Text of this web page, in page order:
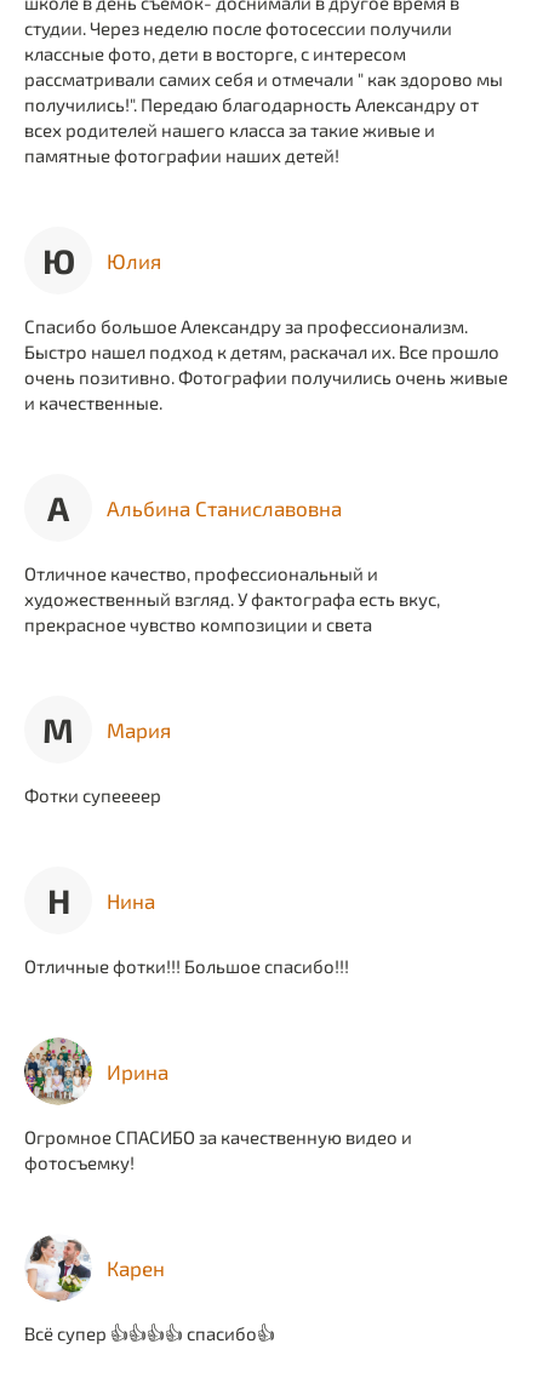
студии. Через неделю после фотосессии получили
классные фото, дети в восторге, с интересом
рассматривали самих себя и отмечали " как здорово мы
получились!". Передаю благодарность Александру от
всех родителей нашего класса за такие живые и
памятные фотографии наших детей!
Ю Юлия
Спасибо большое Александру за профессионализм.
Быстро нашел подход к детям, раскачал их. Все прошло
очень позитивно. Фотографии получились очень живые
и качественные.
А Альбина Станиславовна
Отличное качество, профессиональный и
художественный взгляд. У фактографа есть вкус,
прекрасное чувство композиции и света
М Мария
Фотки супеееер
Н Нина
Отличные фотки!!! Большое спасибо!!!
Ирина
Огромное СПАСИБО за качественную видео и
фотосъемку!
Карен
Всё супер 👍👍👍👍 спасибо👍